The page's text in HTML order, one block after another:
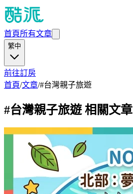
首頁所有文章
繁中
前往訂房
首頁/文章/#台灣親子旅遊
#台灣親子旅遊 相關文章